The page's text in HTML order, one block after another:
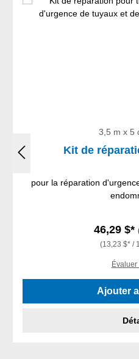
3,5 m x 5
Kit de
pour la réparation
46,29 $*
(13,23 $* /
Évaluer
Ajouter